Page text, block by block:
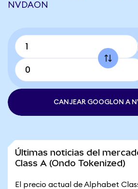
NVDAON
CANJEAR GOOGLON A
Últimas noticias del
Class A (Ondo Tokenized)
El precio actual de Alphabet